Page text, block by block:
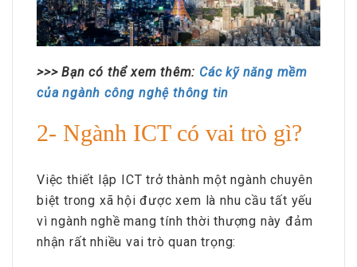
>>> Bạn có thể xem thêm: Các kỹ năng mềm
của ngành công nghệ thông tin
2- Ngành ICT có vai trò gì?
Việc thiết lập ICT trở thành một ngành chuyên
biệt trong xã hội được xem là nhu cầu tất yếu
vì ngành nghề mang tính thời thượng này đảm
nhận rất nhiều vai trò quan trọng: